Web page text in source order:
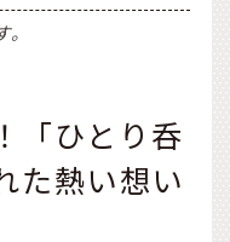
「ひとり呑
た熱い想い